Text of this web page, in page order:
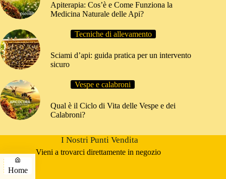
Apiterapia: Cos’è e Come Funziona la
Medicina Naturale delle Api?
Tecniche di allevamento
Sciami d’api: guida pratica per un intervento
sicuro
Vespe e calabroni
Qual è il Ciclo di Vita delle Vespe e dei
Calabroni?
I Nostri Punti Vendita
Vieni a trovarci direttamente in negozio
Home